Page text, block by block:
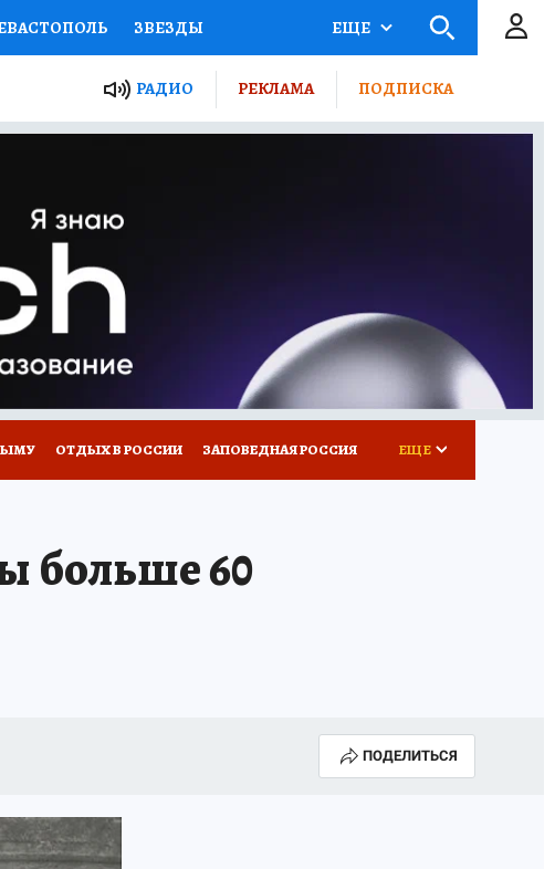
ЗВЕЗДЫ
ПРОЕКТЫ РОССИИ
СЕКРЕТЫ ПУТЕВОДИТЕЛЬ
ЕЩЕ
РАДИО РЕКЛАМА ПОДПИСКА
ОТДЫХ В РОССИИ ЗАПОВЕДНАЯ РОССИЯ ЕЩЕ
больше 60
ПОДЕЛИТЬСЯ